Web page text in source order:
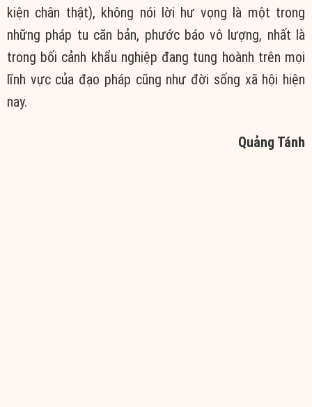
kiện chân thật), không nói lời hư vọng là một trong
những pháp tu căn bản, phước báo vô lượng, nhất là
trong bối cảnh khẩu nghiệp đang tung hoành trên mọi
lĩnh vực của đạo pháp cũng như đời sống xã hội hiện
nay.
Quảng Tánh